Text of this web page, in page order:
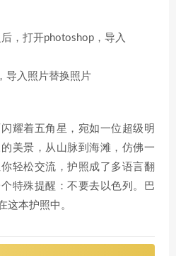
，打开photoshop，导入
导入照片替换照片
耀着五角星，宛如一位超级明
美景，从山脉到海滩，仿佛一
轻松交流，护照成了多语言翻
特殊提醒：不要去以色列。巴
这本护照中。